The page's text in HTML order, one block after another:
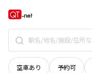
空車あり 予約可
山口県